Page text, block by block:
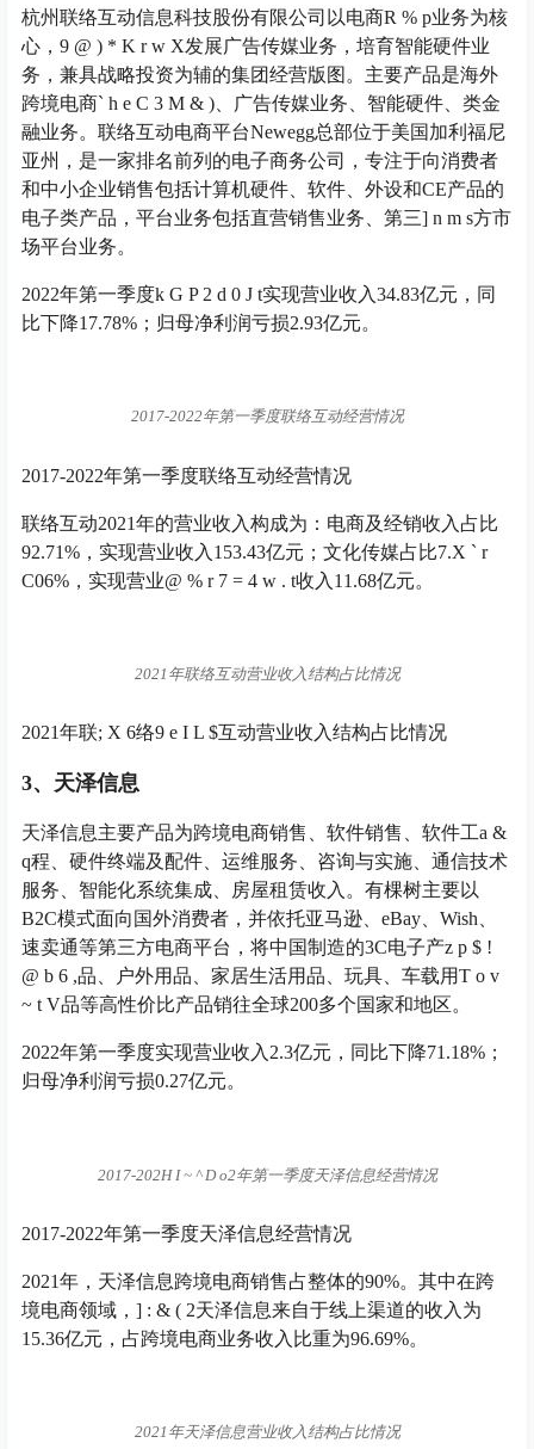
杭州联络互动信息科技股份有限公司以电商R % p业务为核
心， 9 @ ) * K r w X发展广告传媒业务，培育智能硬件业
务，兼具战略投资为辅的集团经营版图。主要产品是海外
跨境电商` h e C 3 M & ) 、广告传媒业务、智能硬件、类金
融业务。联络互动电商平台Newegg总部位于美国加利福尼
亚州，是一家排名前列的电子商务公司，专注于向消费者
和中小企业销售包括计算机硬件、软件、外设和CE产品的
电子类产品，平台业务包括直营销售业务、第三] n m s方市
场平台业务。
2022年第一季度k G P 2 d 0 J t实现营业收入34.83亿元，同
比下降17.78%；归母净利润亏损2.93亿元。
2017-2022年第一季度联络互动经营情况
2017-2022年第一季度联络互动经营情况
联络互动2021年的营业收入构成为：电商及经销收入占比
92.71%，实现营业收入153.43亿元；文化传媒占比7.X ` r
C06%，实现营业@ % r 7 = 4 w . t收入11.68亿元。
2021年联络互动营业收入结构占比情况
2021年联; X 6络9 e I L $互动营业收入结构占比情况
3、天泽信息
天泽信息主要产品为跨境电商销售、软件销售、软件工a &
q程、硬件终端及配件、运维服务、咨询与实施、通信技术
服务、智能化系统集成、房屋租赁收入。有棵树主要以
B2C模式面向国外消费者，并依托亚马逊、eBay、Wish、
速卖通等第三方电商平台，将中国制造的3C电子产z p $ !
@ b 6 ,品、户外用品、家居生活用品、玩具、车载用T o v
~ t V品等高性价比产品销往全球200多个国家和地区。
2022年第一季度实现营业收入2.3亿元，同比下降71.18%；
归母净利润亏损0.27亿元。
2017-202H I ~ ^ D o2年第一季度天泽信息经营情况
2017-2022年第一季度天泽信息经营情况
2021年，天泽信息跨境电商销售占整体的90%。其中在跨
境电商领域， ] : & ( 2天泽信息来自于线上渠道的收入为
15.36亿元，占跨境电商业务收入比重为96.69%。
2021年天泽信息营业收入结构占比情况